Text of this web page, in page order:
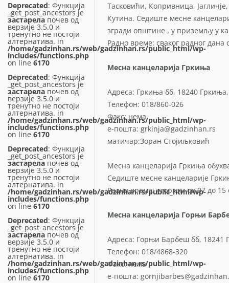
Deprecated: Функција
_get_post_ancestors је
застарела почев од
верзије 3.5.0 и
тренутно не постоји
алтернатива. in
/home/gadzinhan.rs/web/gadzinhan.rs/public_html/wp-
includes/functions.php
on line 6170
Deprecated: Функција
_get_post_ancestors је
застарела почев од
верзије 3.5.0 и
тренутно не постоји
алтернатива. in
/home/gadzinhan.rs/web/gadzinhan.rs/public_html/wp-
includes/functions.php
on line 6170
Deprecated: Функција
_get_post_ancestors је
застарела почев од
верзије 3.5.0 и
тренутно не постоји
алтернатива. in
/home/gadzinhan.rs/web/gadzinhan.rs/public_html/wp-
includes/functions.php
on line 6170
Deprecated: Функција
_get_post_ancestors је
застарела почев од
верзије 3.5.0 и
тренутно не постоји
алтернатива. in
/home/gadzinhan.rs/web/gadzinhan.rs/public_html/wp-
includes/functions.php
on line 6170
Тасковићи, Копривница,
Кутина. Седиште месне
згради општине , у приземљу у
Радно време: сваког радног дана
Месна канцеларија Гркиња
Адреса: Гркиња бб, 18240 Гркиња,
Телефон: 018/860-026
Факс: нема
е-пошта: grkinja@gadzinhan.rs
матичар:Зоран Стојиљковић
Месна канцеларија Гркиња
Седиште месне канцеларије
Радно време: уторком од 07 до 15
Месна канцеларија Горњи
Адреса: Горњи Барбеш бб, 18241
Телефон: 018/4868-320
Факс: нема
е-пошта: